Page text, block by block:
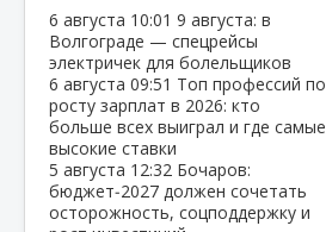
6 августа 10:01 9 августа: в
Волгограде — спецрейсы
электричек для болельщиков
6 августа 09:51 Топ профессий по
росту зарплат в 2026: кто
больше всех выиграл и где самые
высокие ставки
5 августа 12:32 Бочаров:
бюджет‑2027 должен сочетать
осторожность, соцподдержку и